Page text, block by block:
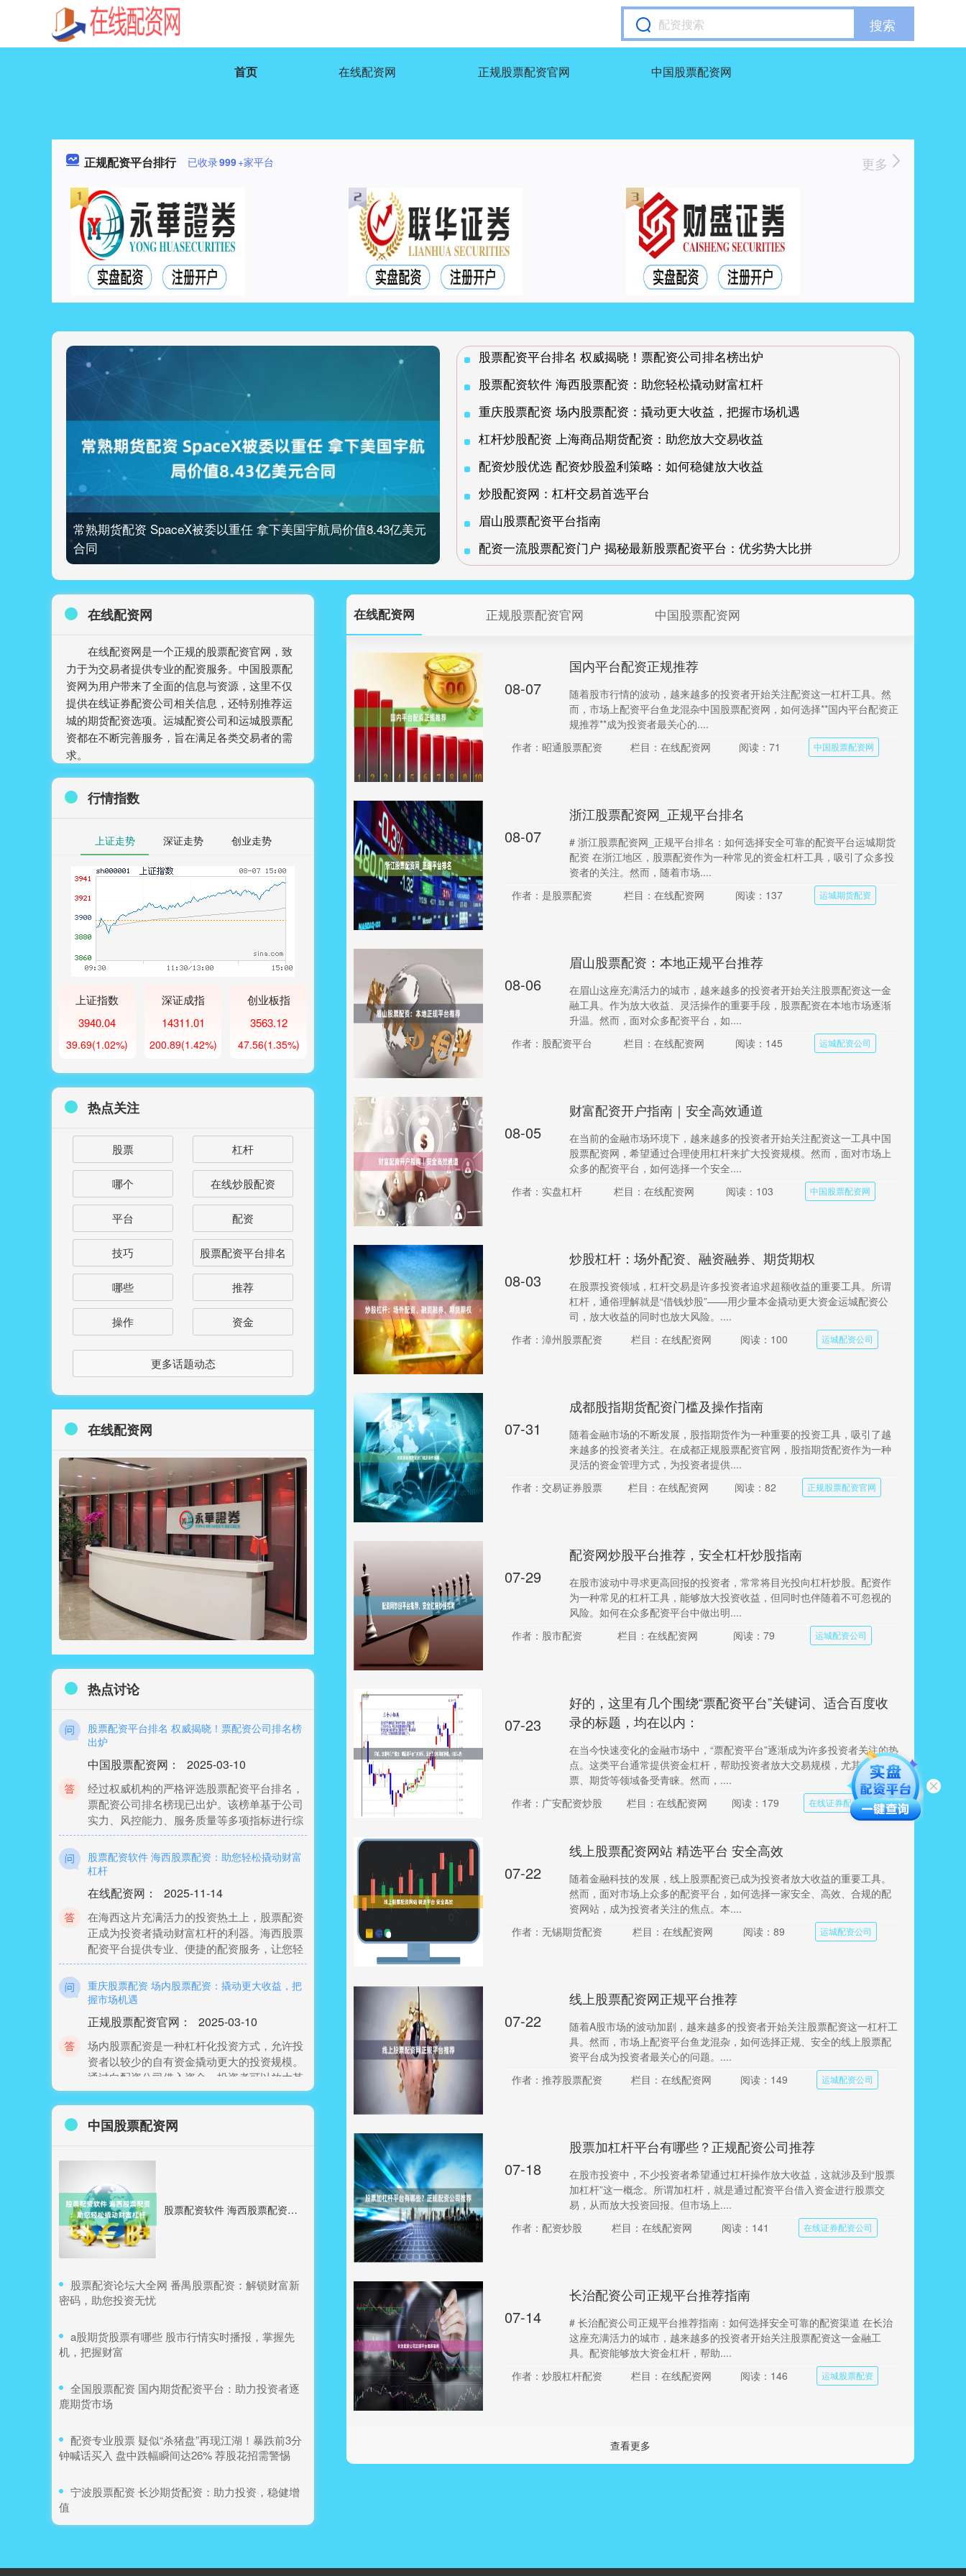
搜索
首页 在线配资网 正规股票配资官网 中国股票配资网
正规配资平台排行 已收录999+家平台 更多
常熟期货配资 SpaceX被委以重任 拿下美国宇航局价值8.43亿美元
合同
股票配资平台排名 权威揭晓！票配资公司排名榜出炉
股票配资软件 海西股票配资：助您轻松撬动财富杠杆
重庆股票配资 场内股票配资：撬动更大收益，把握市场机遇
杠杆炒股配资 上海商品期货配资：助您放大交易收益
配资炒股优选 配资炒股盈利策略：如何稳健放大收益
炒股配资网：杠杆交易首选平台
眉山股票配资平台指南
配资一流股票配资门户 揭秘最新股票配资平台：优劣势大比拼
在线配资网 正规股票配资官网 中国股票配资网
08-07
国内平台配资正规推荐
随着股市行情的波动，越来越多的投资者开始关注配资这一杠杆工具。然
而，市场上配资平台鱼龙混杂中国股票配资网，如何选择**国内平台配资正
规推荐**成为投资者最关心的....
作者：昭通股票配资
栏目：在线配资网 阅读：71 中国股票配资网
08-07
浙江股票配资网_正规平台排名
# 浙江股票配资网_正规平台排名：如何选择安全可靠的配资平台运城期货
配资 在浙江地区，股票配资作为一种常见的资金杠杆工具，吸引了众多投
资者的关注。然而，随着市场....
作者：是股票配资
栏目：在线配资网 阅读：137 运城期货配资
08-06
眉山股票配资：本地正规平台推荐
在眉山这座充满活力的城市，越来越多的投资者开始关注股票配资这一金
融工具。作为放大收益、灵活操作的重要手段，股票配资在本地市场逐渐
升温。然而，面对众多配资平台，如....
作者：股配资平台
栏目：在线配资网 阅读：145 运城配资公司
08-05
财富配资开户指南｜安全高效通道
在当前的金融市场环境下，越来越多的投资者开始关注配资这一工具中国
股票配资网，希望通过合理使用杠杆来扩大投资规模。然而，面对市场上
众多的配资平台，如何选择一个安全....
作者：实盘杠杆
栏目：在线配资网 阅读：103 中国股票配资网
08-03
炒股杠杆：场外配资、融资融券、期货期权
在股票投资领域，杠杆交易是许多投资者追求超额收益的重要工具。所谓
杠杆，通俗理解就是“借钱炒股”——用少量本金撬动更大资金运城配资公
司，放大收益的同时也放大风险。....
作者：漳州股票配资
栏目：在线配资网 阅读：100 运城配资公司
07-31
成都股指期货配资门槛及操作指南
随着金融市场的不断发展，股指期货作为一种重要的投资工具，吸引了越
来越多的投资者关注。在成都正规股票配资官网，股指期货配资作为一种
灵活的资金管理方式，为投资者提供....
作者：交易证券股票
栏目：在线配资网 阅读：82 正规股票配资官网
07-29
配资网炒股平台推荐，安全杠杆炒股指南
在股市波动中寻求更高回报的投资者，常常将目光投向杠杆炒股。配资作
为一种常见的杠杆工具，能够放大投资收益，但同时也伴随着不可忽视的
风险。如何在众多配资平台中做出明....
作者：股市配资
栏目：在线配资网 阅读：79 运城配资公司
07-23
好的，这里有几个围绕“票配资平台”关键词、适合百度收
录的标题，均在以内：
在当今快速变化的金融市场中，“票配资平台”逐渐成为许多投资者关注的热
点。这类平台通常提供资金杠杆，帮助投资者放大交易规模，尤其在股
票、期货等领域备受青睐。然而，....
作者：广安配资炒股
栏目：在线配资网 阅读：179 在线证券配资公司
07-22
线上股票配资网站 精选平台 安全高效
随着金融科技的发展，线上股票配资已成为投资者放大收益的重要工具。
然而，面对市场上众多的配资平台，如何选择一家安全、高效、合规的配
资网站，成为投资者关注的焦点。本....
作者：无锡期货配资
栏目：在线配资网 阅读：89 运城配资公司
07-22
线上股票配资网正规平台推荐
随着A股市场的波动加剧，越来越多的投资者开始关注股票配资这一杠杆工
具。然而，市场上配资平台鱼龙混杂，如何选择正规、安全的线上股票配
资平台成为投资者最关心的问题。....
作者：推荐股票配资
栏目：在线配资网 阅读：149 运城配资公司
07-18
股票加杠杆平台有哪些？正规配资公司推荐
在股市投资中，不少投资者希望通过杠杆操作放大收益，这就涉及到“股票
加杠杆”这一概念。所谓加杠杆，就是通过配资平台借入资金进行股票交
易，从而放大投资回报。但市场上....
作者：配资炒股
栏目：在线配资网 阅读：141 在线证券配资公司
07-14
长治配资公司正规平台推荐指南
# 长治配资公司正规平台推荐指南：如何选择安全可靠的配资渠道 在长治
这座充满活力的城市，越来越多的投资者开始关注股票配资这一金融工
具。配资能够放大资金杠杆，帮助....
作者：炒股杠杆配资
栏目：在线配资网 阅读：146 运城股票配资
查看更多
在线配资网
在线配资网是一个正规的股票配资官网，致
力于为交易者提供专业的配资服务。中国股票配
资网为用户带来了全面的信息与资源，这里不仅
提供在线证券配资公司相关信息，还特别推荐运
城的期货配资选项。运城配资公司和运城股票配
资都在不断完善服务，旨在满足各类交易者的需
求。
行情指数
上证走势 深证走势 创业走势
上证指数
3940.04
39.69(1.02%)
深证成指
14311.01
200.89(1.42%)
创业板指
3563.12
47.56(1.35%)
热点关注
股票 杠杆
哪个 在线炒股配资
平台 配资
技巧 股票配资平台排名
哪些 推荐
操作 资金
更多话题动态
在线配资网
热点讨论
常熟期货配资 SpaceX被委以重任 拿下美国宇航
局价值8.43亿美元合同
在线配资网：
财联社6月27日讯（编辑 周子意）美国国家航
空航天局（NASA）本周三（6月26日）宣布，
埃隆·马斯克的SpaceX公司
出炉
中国股票配资网
经过权威机构的严格评选股票配资平台排名，
票配资公司排名榜现已出炉。该榜单基于公司
实力、风控能力、服务质量等多项指标进行综
股票配资软件 海西股票配资：助您轻松撬动财富
杠杆
在线配资网
在海西这片充满活力的投资热土上，股票配资
正成为投资者撬动财富杠杆的利器。海西股票
配资平台提供专业、便捷的配资服务，让您轻
重庆股票配资 场内股票配资：撬动更大收益，把
握市场机遇
正规股票配资官网
场内股票配资是一种杠杆化投资方式，允许投
资者以较少的自有资金撬动更大的投资规模。
通过向配资公司借入资金，投资者可以放大其
杠杆炒股配资 上海商品期货配资：助您放大交易
收益
中国股票配资网：
市场空间。然而，对于资金有限的投资者来
说，
配资炒股优选 配资炒股盈利策略：如何稳健放大
收益
在股市中，配资如同一把双刃剑，既能放大潜
同时，实现稳健的收益增长，是每位投资者必
在线配资网： 2026-06-11
在当今股市投资领域，越来越多的投资者开始
易服务平台，为投资者提供了便捷、安全的资
随着A股市场的波动加剧，越来越多的眉山投
中国股票配资网
股票配资软件 海西股票配资：助您轻松撬动财富杠杆
​股票配资论坛大全网 番禺股票配资：解锁财富新
密码，助您投资无忧
​a股期货股票有哪些 股市行情实时播报，掌握先
机，把握财富
​全国股票配资 国内期货配资平台：助力投资者逐
鹿期货市场
​配资专业股票 疑似“杀猪盘”再现江湖！暴跌前3分
钟喊话买入 盘中跌幅瞬间达26% 荐股花招需警惕
​宁波股票配资 长沙期货配资：助力投资，稳健增
值